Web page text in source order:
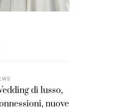
di lusso,
nuove